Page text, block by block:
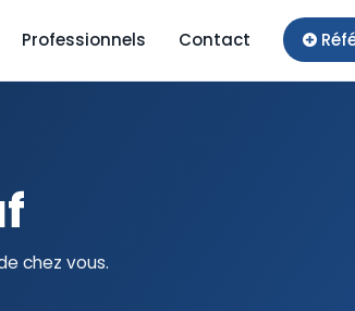
Professionnels Contact
chez vous.